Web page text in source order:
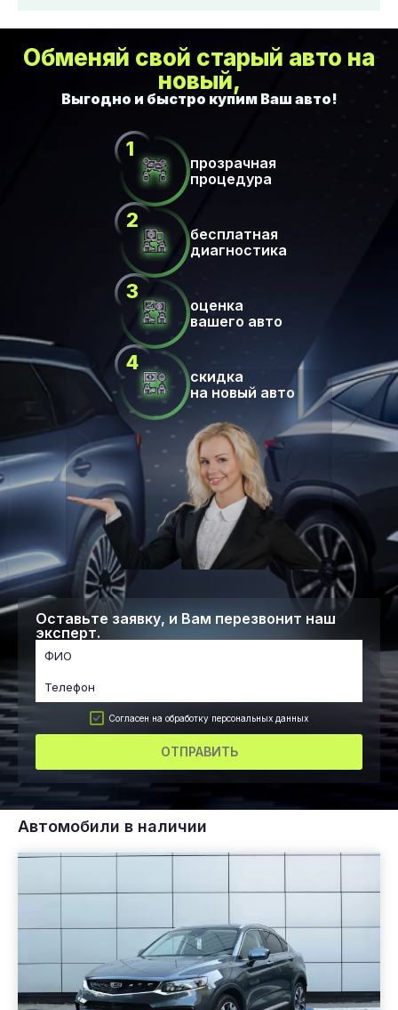
Обменяй свой старый авто на
новый,
Оставьте заявку, и Вам перезвонит наш
эксперт.
Согласен на обработку персональных данных
ОТПРАВИТЬ
прозрачная
процедура
бесплатная
диагностика
оценка
вашего авто
скидка
на новый авто
Автомобили в наличии